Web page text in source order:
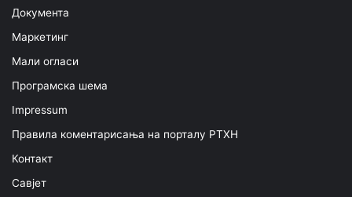
Документа
Маркетинг
Мали огласи
Програмска шема
Impressum
Правила коментарисања на порталу РТХН
Контакт
Савјет